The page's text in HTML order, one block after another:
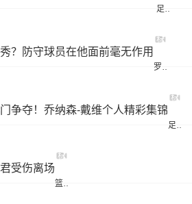
足球
？防守球员在他面前毫无作用
标
罗比尼奥
争夺！乔纳森-戴维个人精彩集锦
标
足球
受伤离场
标
篮球